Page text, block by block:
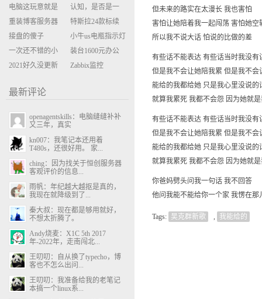
但未来的路实在太漫长 我也害怕
害怕让她陪着我一起闯荡 害怕她空
所以我不说大话 怕说的比做的差
有些话不能表达 有些话当时我没有
但是我不会让她陪我累 但是我不会
能给的我都给她 只是我心里没说的
就算我累死 我都不会怨 因为她就
有些话不能表达 有些话当时我没有
但是我不会让她陪我累 但是我不会
能给的我都给她 只是我心里没说的
就算我累死 我都不会怨 因为她就
你爸妈劈头问我一句话 我不回答
他问我能不能给你一个家 我愣在那
Tags: 吴克群新歌 , 我能给的
电脑这玩意就是
缝缝补补的事
认知，是否是一
座大山？当架构
决策变成配置清
单比价
重装博客服务器
环境
特斯拉24款标续
Model Y 2万公里
使用体验
接盘的傻子
小牛us电瓶指示灯
闪三次不上电
一次还不错的小
米售后体验
装台1600元办公
主机
2021好久没更新
Zabbix监控
最新评论
openagentskills：电脑缝缝补补
又三年，真实
kn007：我笔记本还用着
T480s，还很好用。 家...
ching：因为找关于恒创服务器
客观评价的信息...
雨帆：年纪越大越抠是真的，
我现在就降级到了...
秦大叔：现在都是够用就好，
不想太折腾了。
Andy烧麦：X1C 5th 2017
年-2022年，走南闯北...
王叨叨：自从换了typecho，博
客也不怎么出问...
王叨叨：我准备给我的老笔记
本搞一个linux系...